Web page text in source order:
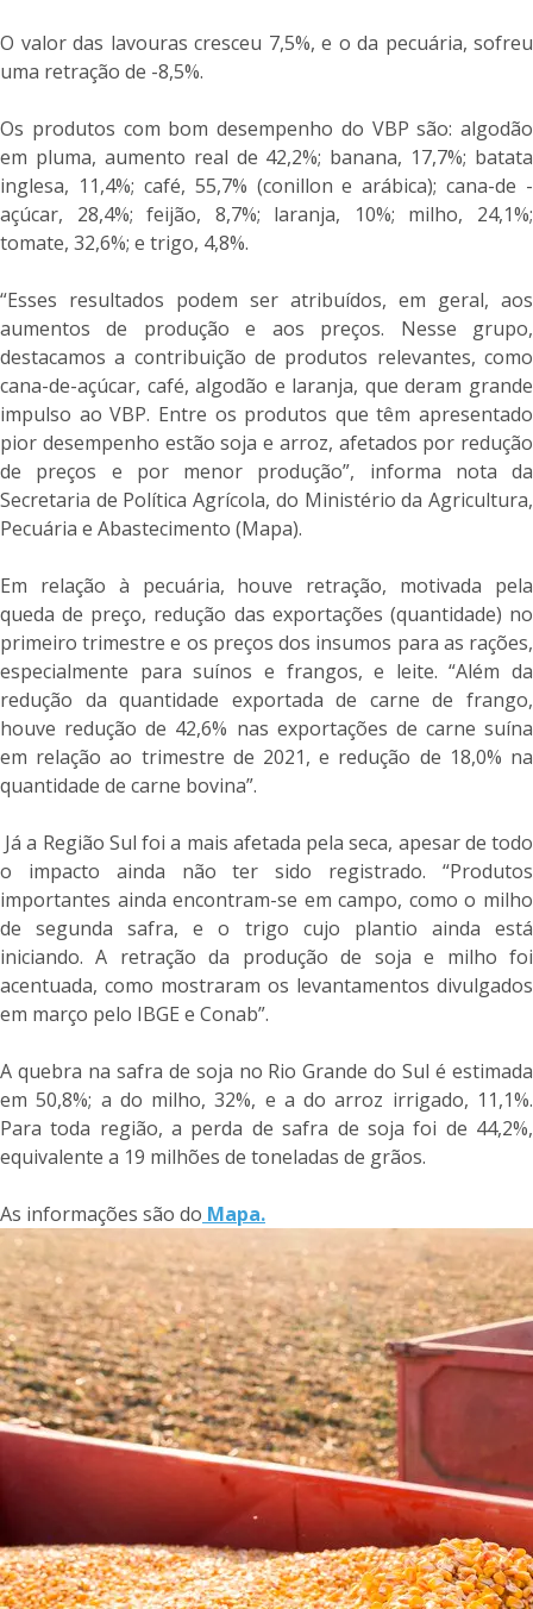
O valor das lavouras cresceu 7,5%, e o da pecuária, sofreu
uma retração de -8,5%.
Os produtos com bom desempenho do VBP são: algodão
em pluma, aumento real de 42,2%; banana, 17,7%; batata
inglesa, 11,4%; café, 55,7% (conillon e arábica); cana-de -
açúcar, 28,4%; feijão, 8,7%; laranja, 10%; milho, 24,1%;
tomate, 32,6%; e trigo, 4,8%.
“Esses resultados podem ser atribuídos, em geral, aos
aumentos de produção e aos preços. Nesse grupo,
destacamos a contribuição de produtos relevantes, como
cana-de-açúcar, café, algodão e laranja, que deram grande
impulso ao VBP. Entre os produtos que têm apresentado
pior desempenho estão soja e arroz, afetados por redução
de preços e por menor produção”, informa nota da
Secretaria de Política Agrícola, do Ministério da Agricultura,
Pecuária e Abastecimento (Mapa).
Em relação à pecuária, houve retração, motivada pela
queda de preço, redução das exportações (quantidade) no
primeiro trimestre e os preços dos insumos para as rações,
especialmente para suínos e frangos, e leite. “Além da
redução da quantidade exportada de carne de frango,
houve redução de 42,6% nas exportações de carne suína
em relação ao trimestre de 2021, e redução de 18,0% na
quantidade de carne bovina”.
Já a Região Sul foi a mais afetada pela seca, apesar de todo
o impacto ainda não ter sido registrado. “Produtos
importantes ainda encontram-se em campo, como o milho
de segunda safra, e o trigo cujo plantio ainda está
iniciando. A retração da produção de soja e milho foi
acentuada, como mostraram os levantamentos divulgados
em março pelo IBGE e Conab”.
A quebra na safra de soja no Rio Grande do Sul é estimada
em 50,8%; a do milho, 32%, e a do arroz irrigado, 11,1%.
Para toda região, a perda de safra de soja foi de 44,2%,
equivalente a 19 milhões de toneladas de grãos.
As informações são do Mapa.